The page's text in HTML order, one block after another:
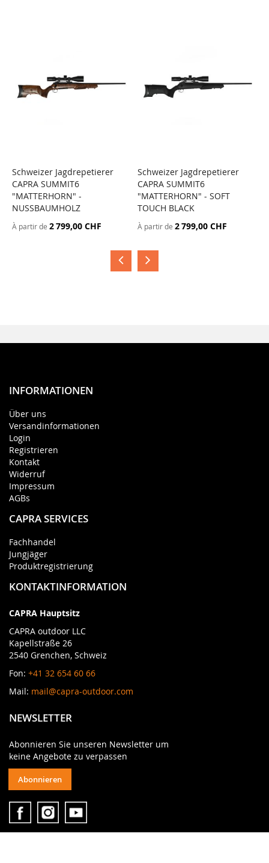
Schweizer Jagdrepetierer
CAPRA SUMMIT6
"MATTERHORN" -
NUSSBAUMHOLZ
À partir de 2 799,00 CHF
Schweizer Jagdrepetierer
CAPRA SUMMIT6
"MATTERHORN" - SOFT
TOUCH BLACK
À partir de 2 799,00 CHF
INFORMATIONEN
Über uns
Versandinformationen
Login
Registrieren
Kontakt
Widerruf
Impressum
AGBs
CAPRA SERVICES
Fachhandel
Jungjäger
Produktregistrierung
KONTAKTINFORMATION
CAPRA Hauptsitz
CAPRA outdoor LLC
Kapellstraße 26
2540 Grenchen, Schweiz
Fon: +41 32 654 60 66
Mail: mail@capra-outdoor.com
NEWSLETTER
Abonnieren Sie unseren Newsletter um
keine Angebote zu verpassen
Abonnieren